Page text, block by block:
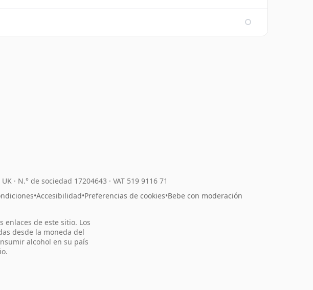
· N.° de sociedad 17204643 · VAT 519 9116 71
•Accesibilidad•Preferencias de cookies•Bebe con moderación
enlaces de este sitio. Los
desde la moneda del
alcohol en su país